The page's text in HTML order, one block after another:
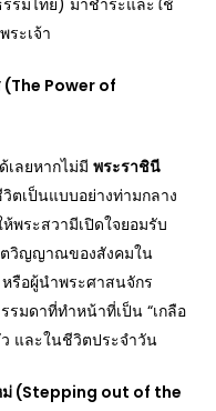
รมไทย) มาชำระและใช้
ระเจ้า
Power of
เลยหากไม่มีพระราชินี
เป็นแบบอย่างท่ามกลาง
พระสวามีเปิดใจยอมรับ
ตวิญญาณของสังคมใน
รือผู้นำพระศาสนจักร
มดาที่ทำหน้าที่เป็น “เกลือ
และในชีวิตประจำวัน
(Stepping out of the